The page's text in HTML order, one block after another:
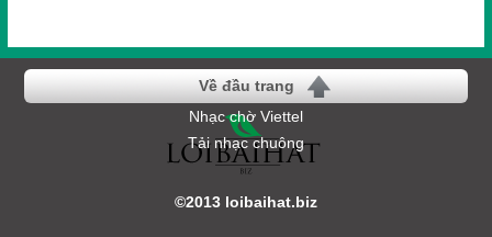
Về đầu trang
Nhạc chờ Viettel
Tải nhạc chuông
©2013 loibaihat.biz